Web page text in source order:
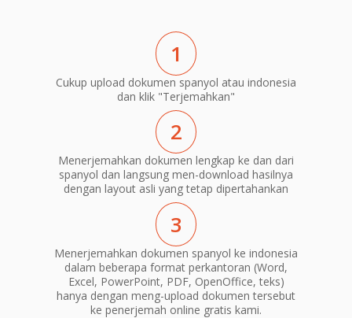
1
Cukup upload dokumen spanyol atau indonesia
dan klik "Terjemahkan"
2
Menerjemahkan dokumen lengkap ke dan dari
spanyol dan langsung men-download hasilnya
dengan layout asli yang tetap dipertahankan
3
Menerjemahkan dokumen spanyol ke indonesia
dalam beberapa format perkantoran (Word,
Excel, PowerPoint, PDF, OpenOffice, teks)
hanya dengan meng-upload dokumen tersebut
ke penerjemah online gratis kami.